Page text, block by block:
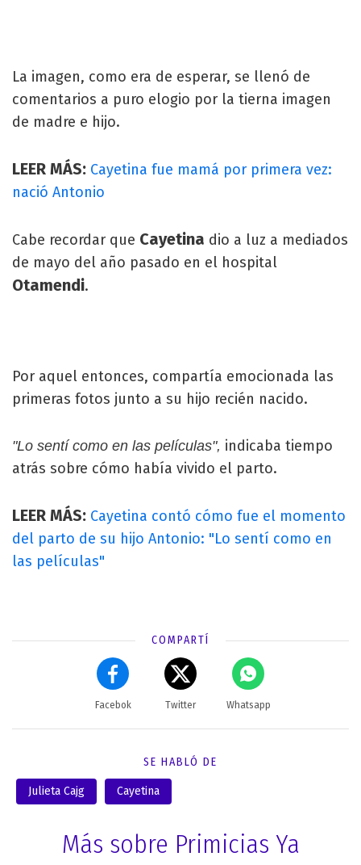
La imagen, como era de esperar, se llenó de
comentarios a puro elogio por la tierna imagen
de madre e hijo.
LEER MÁS: Cayetina fue mamá por primera vez:
nació Antonio
Cabe recordar que Cayetina dio a luz a mediados
de mayo del año pasado en el hospital
Otamendi.
Por aquel entonces, compartía emocionada las
primeras fotos junto a su hijo recién nacido.
"Lo sentí como en las películas", indicaba tiempo
atrás sobre cómo había vivido el parto.
LEER MÁS: Cayetina contó cómo fue el momento
del parto de su hijo Antonio: "Lo sentí como en
las películas"
COMPARTÍ
Facebok Twitter Whatsapp
SE HABLÓ DE
Julieta Cajg Cayetina
Más sobre Primicias Ya